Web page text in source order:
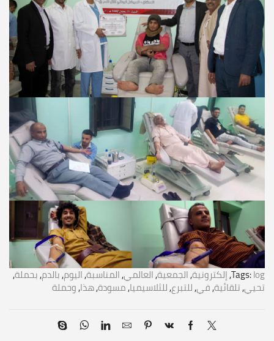
Tags:log
,إلكترونية,الجمعية,العالمي,المناسبة,اليوم,بالدم,بحملة,
تحيي,تلقائية,في,للتبرع,للثلاسيميا,مسودة,هذا,وحملة